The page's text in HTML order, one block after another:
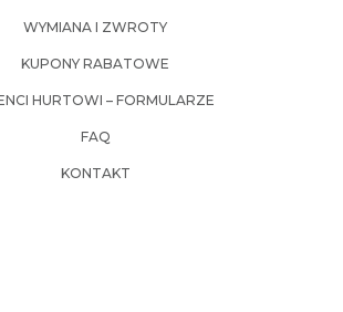
WYMIANA I ZWROTY
KUPONY RABATOWE
HURTOWI – FORMULARZE
FAQ
KONTAKT